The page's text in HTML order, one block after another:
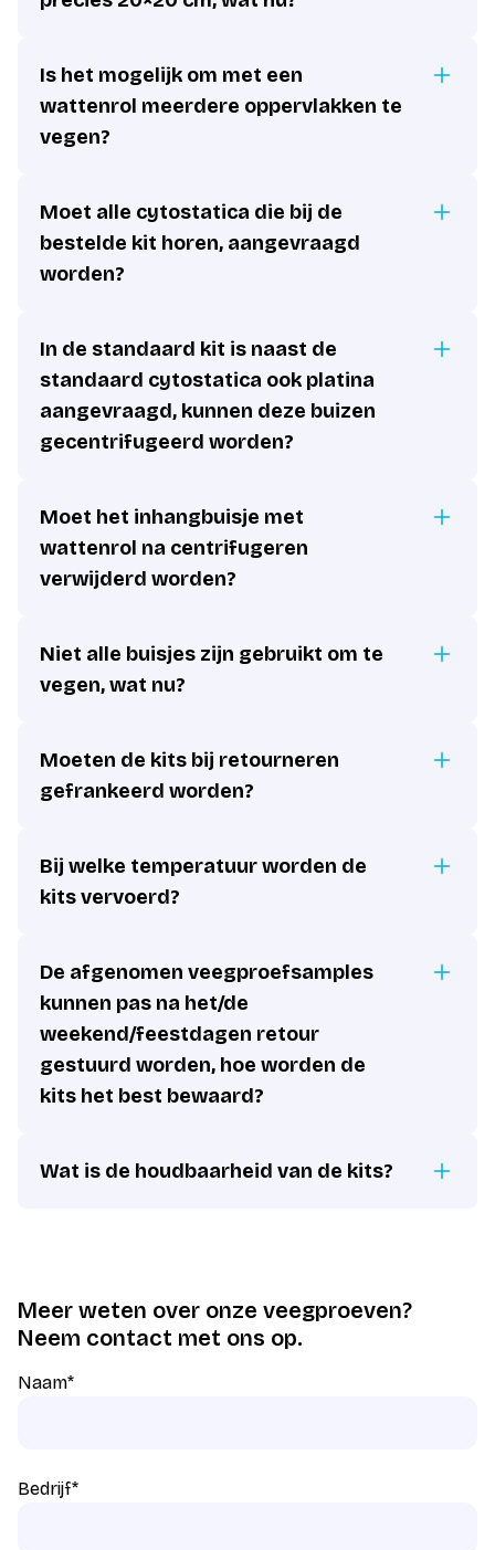
Is het mogelijk om met een
wattenrol meerdere oppervlakken te
vegen?
Moet alle cytostatica die bij de
bestelde kit horen, aangevraagd
worden?
In de standaard kit is naast de
standaard cytostatica ook platina
aangevraagd, kunnen deze buizen
gecentrifugeerd worden?
Moet het inhangbuisje met
wattenrol na centrifugeren
verwijderd worden?
Niet alle buisjes zijn gebruikt om te
vegen, wat nu?
Moeten de kits bij retourneren
gefrankeerd worden?
Bij welke temperatuur worden de
kits vervoerd?
De afgenomen veegproefsamples
kunnen pas na het/de
weekend/feestdagen retour
gestuurd worden, hoe worden de
kits het best bewaard?
Wat is de houdbaarheid van de kits?
Meer weten over onze veegproeven?
Neem contact met ons op.
Naam*
Bedrijf*